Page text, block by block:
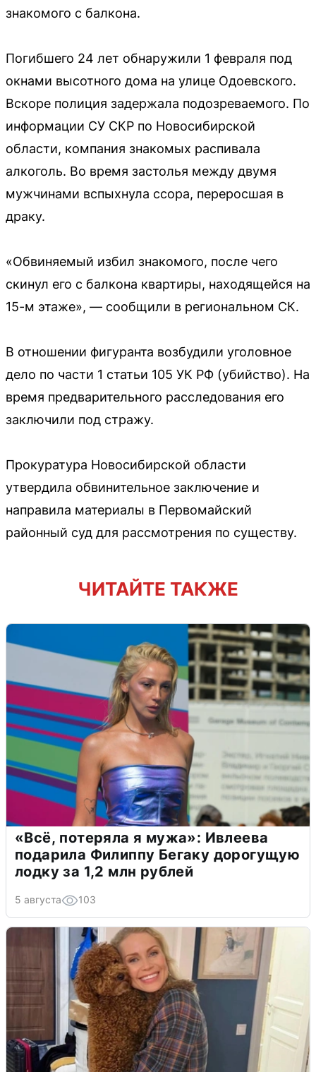
знакомого с балкона.
Погибшего 24 лет обнаружили 1 февраля под
окнами высотного дома на улице Одоевского.
Вскоре полиция задержала подозреваемого. По
информации СУ СКР по Новосибирской
области, компания знакомых распивала
алкоголь. Во время застолья между двумя
мужчинами вспыхнула ссора, переросшая в
драку.
«Обвиняемый избил знакомого, после чего
скинул его с балкона квартиры, находящейся на
15-м этаже», — сообщили в региональном СК.
В отношении фигуранта возбудили уголовное
дело по части 1 статьи 105 УК РФ (убийство). На
время предварительного расследования его
заключили под стражу.
Прокуратура Новосибирской области
утвердила обвинительное заключение и
направила материалы в Первомайский
районный суд для рассмотрения по существу.
ЧИТАЙТЕ ТАКЖЕ
«Всё, потеряла я мужа»: Ивлеева
подарила Филиппу Бегаку дорогущую
лодку за 1,2 млн рублей
5 августа 103